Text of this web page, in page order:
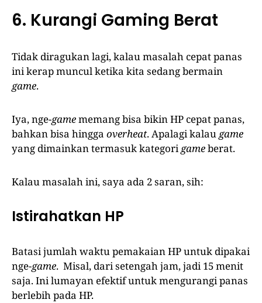
6. Kurangi Gaming Berat
Tidak diragukan lagi, kalau masalah cepat panas
ini kerap muncul ketika kita sedang bermain
game.
Iya, nge-gamememang bisa bikin HP cepat panas,
bahkan bisa hingga overheat. Apalagi kalau game
yang dimainkan termasuk kategorigameberat.
Kalau masalah ini, saya ada 2 saran, sih:
Istirahatkan HP
Batasi jumlah waktu pemakaian HP untuk dipakai
nge-game. Misal, dari setengah jam, jadi 15 menit
saja. Ini lumayan efektif untuk mengurangi panas
berlebih pada HP.